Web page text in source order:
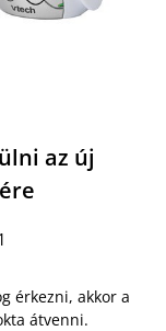
az új
érkezni, akkor a
átvenni.